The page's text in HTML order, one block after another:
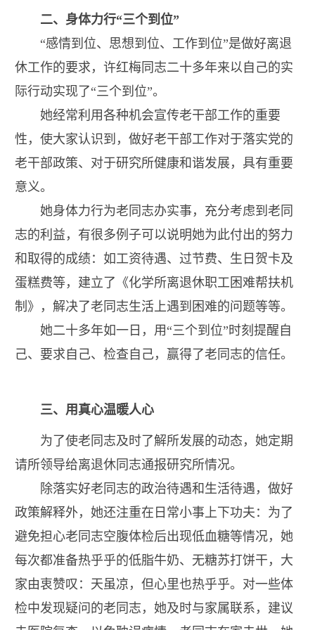
二、身体力行“三个到位”
“感情到位、思想到位、工作到位”是做好离退
休工作的要求，许红梅同志二十多年来以自己的实
际行动实现了“三个到位”。
她经常利用各种机会宣传老干部工作的重要
性，使大家认识到，做好老干部工作对于落实党的
老干部政策、对于研究所健康和谐发展，具有重要
意义。
她身体力行为老同志办实事，充分考虑到老同
志的利益，有很多例子可以说明她为此付出的努力
和取得的成绩：如工资待遇、过节费、生日贺卡及
蛋糕费等，建立了《化学所离退休职工困难帮扶机
制》，解决了老同志生活上遇到困难的问题等等。
她二十多年如一日，用“三个到位”时刻提醒自
己、要求自己、检查自己，赢得了老同志的信任。
三、用真心温暖人心
为了使老同志及时了解所发展的动态 ， 她定期
请所领导给离退休同志通报研究所情况。
除落实好老同志的政治待遇和生活待遇， 做好
政策解释外，她还注重在日常小事上下功夫： 为了
避免担心老同志空腹体检后出现低血糖等情况，她
每次都准备热乎乎的低脂牛奶、无糖苏打饼干，大
家由衷赞叹：天虽凉，但心里也热乎乎。对一些体
检中发现疑问的老同志，她及时与家属联系，建议